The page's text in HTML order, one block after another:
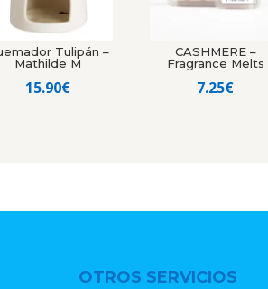
Tulipán –
Mathilde M
15.90€
CASHMERE –
Fragrance Melts
7.25€
OTROS SERVICIOS